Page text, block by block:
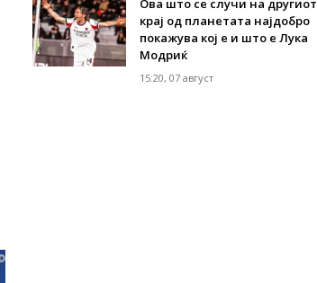
Ова што се случи на другиот
крај од планетата најдобро
покажува кој е и што е Лука
Модриќ
15:20, 07 август